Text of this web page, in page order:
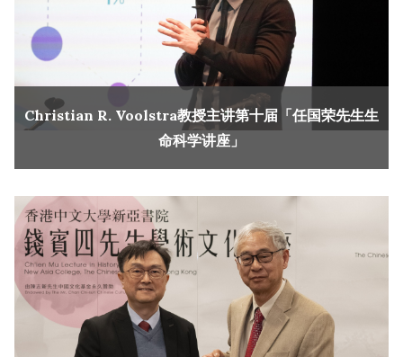
Christian R. Voolstra教授主讲第十届「任国荣先生生
命科学讲座」